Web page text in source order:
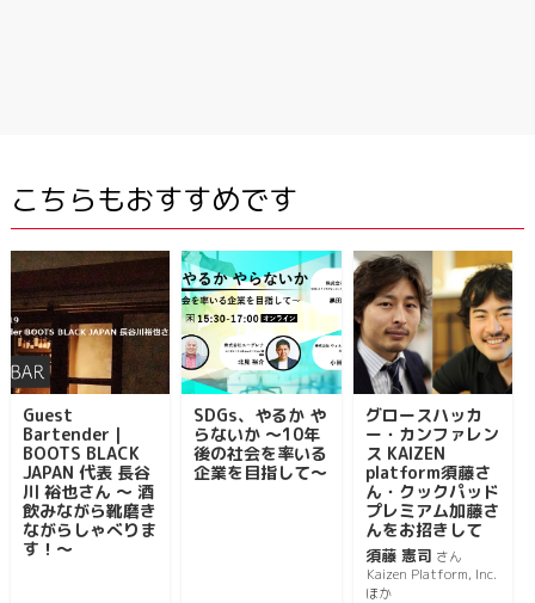
こちらもおすすめです
Guest
Bartender｜
BOOTS BLACK
JAPAN 代表 長谷
川 裕也さん ～ 酒
飲みながら靴磨き
ながらしゃべりま
す！～
SDGs、やるか や
らないか ～10年
後の社会を率いる
企業を目指して～
グロースハッカ
ー・カンファレン
ス KAIZEN
platform須藤さ
ん・クックパッド
プレミアム加藤さ
んをお招きして
須藤 憲司 さん
Kaizen Platform, Inc.
ほか